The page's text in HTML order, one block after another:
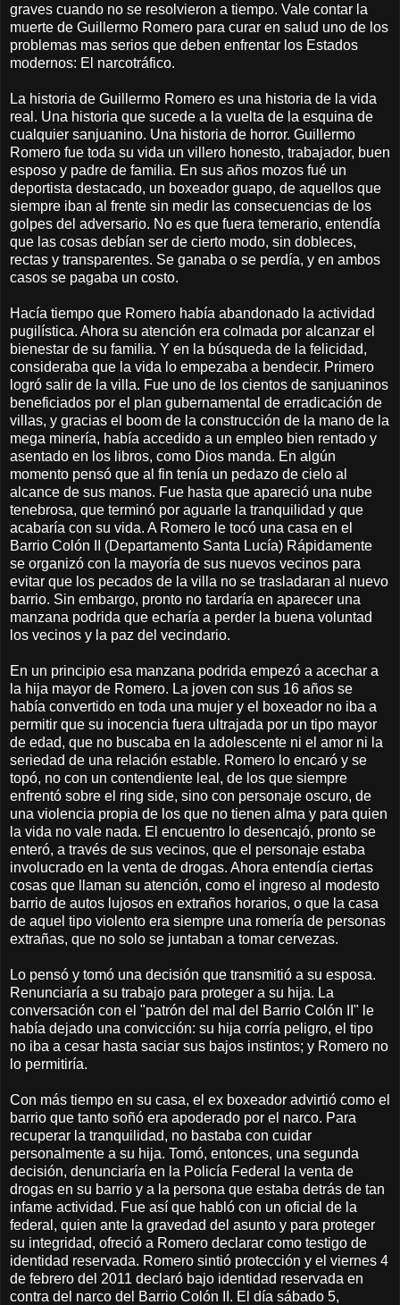
graves cuando no se resolvieron a tiempo. Vale contar la
muerte de Guillermo Romero para curar en salud uno de los
problemas mas serios que deben enfrentar los Estados
modernos: El narcotráfico.
La historia de Guillermo Romero es una historia de la vida
real. Una historia que sucede a la vuelta de la esquina de
cualquier sanjuanino. Una historia de horror. Guillermo
Romero fue toda su vida un villero honesto, trabajador, buen
esposo y padre de familia. En sus años mozos fué un
deportista destacado, un boxeador guapo, de aquellos que
siempre iban al frente sin medir las consecuencias de los
golpes del adversario. No es que fuera temerario, entendía
que las cosas debían ser de cierto modo, sin dobleces,
rectas y transparentes. Se ganaba o se perdía, y en ambos
casos se pagaba un costo.
Hacía tiempo que Romero había abandonado la actividad
pugilística. Ahora su atención era colmada por alcanzar el
bienestar de su familia. Y en la búsqueda de la felicidad,
consideraba que la vida lo empezaba a bendecir. Primero
logró salir de la villa. Fue uno de los cientos de sanjuaninos
beneficiados por el plan gubernamental de erradicación de
villas, y gracias el boom de la construcción de la mano de la
mega minería, había accedido a un empleo bien rentado y
asentado en los libros, como Dios manda. En algún
momento pensó que al fin tenía un pedazo de cielo al
alcance de sus manos. Fue hasta que apareció una nube
tenebrosa, que terminó por aguarle la tranquilidad y que
acabaría con su vida. A Romero le tocó una casa en el
Barrio Colón II (Departamento Santa Lucía) Rápidamente
se organizó con la mayoría de sus nuevos vecinos para
evitar que los pecados de la villa no se trasladaran al nuevo
barrio. Sin embargo, pronto no tardaría en aparecer una
manzana podrida que echaría a perder la buena voluntad
los vecinos y la paz del vecindario.
En un principio esa manzana podrida empezó a acechar a
la hija mayor de Romero. La joven con sus 16 años se
había convertido en toda una mujer y el boxeador no iba a
permitir que su inocencia fuera ultrajada por un tipo mayor
de edad, que no buscaba en la adolescente ni el amor ni la
seriedad de una relación estable. Romero lo encaró y se
topó, no con un contendiente leal, de los que siempre
enfrentó sobre el ring side, sino con personaje oscuro, de
una violencia propia de los que no tienen alma y para quien
la vida no vale nada. El encuentro lo desencajó, pronto se
enteró, a través de sus vecinos, que el personaje estaba
involucrado en la venta de drogas. Ahora entendía ciertas
cosas que llaman su atención, como el ingreso al modesto
barrio de autos lujosos en extraños horarios, o que la casa
de aquel tipo violento era siempre una romería de personas
extrañas, que no solo se juntaban a tomar cervezas.
Lo pensó y tomó una decisión que transmitió a su esposa.
Renunciaría a su trabajo para proteger a su hija. La
conversación con el "patrón del mal del Barrio Colón II" le
había dejado una convicción: su hija corría peligro, el tipo
no iba a cesar hasta saciar sus bajos instintos; y Romero no
lo permitiría.
Con más tiempo en su casa, el ex boxeador advirtió como el
barrio que tanto soñó era apoderado por el narco. Para
recuperar la tranquilidad, no bastaba con cuidar
personalmente a su hija. Tomó, entonces, una segunda
decisión, denunciaría en la Policía Federal la venta de
drogas en su barrio y a la persona que estaba detrás de tan
infame actividad. Fue así que habló con un oficial de la
federal, quien ante la gravedad del asunto y para proteger
su integridad, ofreció a Romero declarar como testigo de
identidad reservada. Romero sintió protección y el viernes 4
de febrero del 2011 declaró bajo identidad reservada en
contra del narco del Barrio Colón II. El día sábado 5,